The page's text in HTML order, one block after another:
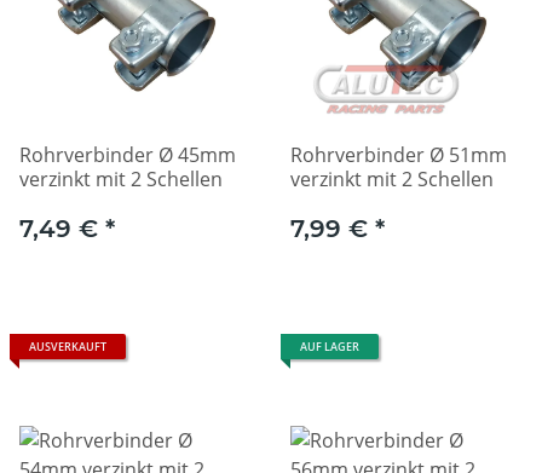
Rohrverbinder Ø 45mm
verzinkt mit 2 Schellen
7,49 € *
Rohrverbinder Ø 51mm
verzinkt mit 2 Schellen
7,99 € *
AUSVERKAUFT AUF LAGER